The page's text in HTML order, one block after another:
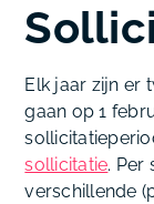
Elk jaar zijn er
gaan op 1
sollicitatie. Per
verschillende